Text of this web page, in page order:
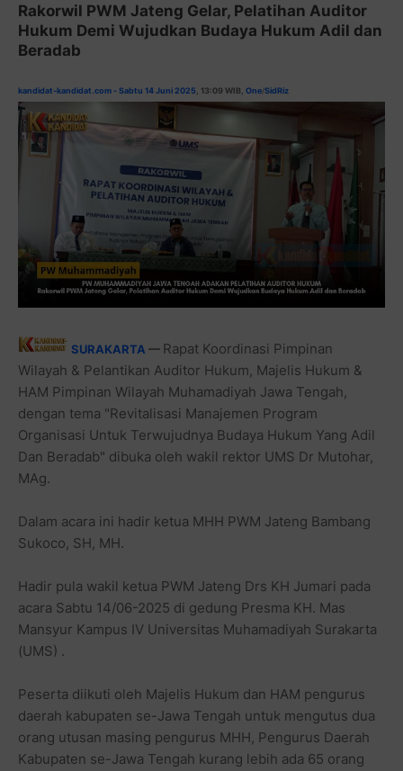
Rakorwil PWM Jateng Gelar, Pelatihan Auditor
Hukum Demi Wujudkan Budaya Hukum Adil dan
Beradab
kandidat-kandidat.com - Sabtu 14 Juni 2025 , 13:09 WIB, One/SidRiz
SURAKARTA — Rapat Koordinasi Pimpinan
Wilayah & Pelantikan Auditor Hukum, Majelis Hukum &
HAM Pimpinan Wilayah Muhamadiyah Jawa Tengah,
dengan tema "Revitalisasi Manajemen Program
Organisasi Untuk Terwujudnya Budaya Hukum Yang Adil
Dan Beradab" dibuka oleh wakil rektor UMS Dr Mutohar,
MAg.
Dalam acara ini hadir ketua MHH PWM Jateng Bambang
Sukoco, SH, MH.
Hadir pula wakil ketua PWM Jateng Drs KH Jumari pada
acara Sabtu 14/06-2025 di gedung Presma KH. Mas
Mansyur Kampus IV Universitas Muhamadiyah Surakarta
(UMS) .
Peserta diikuti oleh Majelis Hukum dan HAM pengurus
daerah kabupaten se-Jawa Tengah untuk mengutus dua
orang utusan masing pengurus MHH, Pengurus Daerah
Kabupaten se-Jawa Tengah kurang lebih ada 65 orang